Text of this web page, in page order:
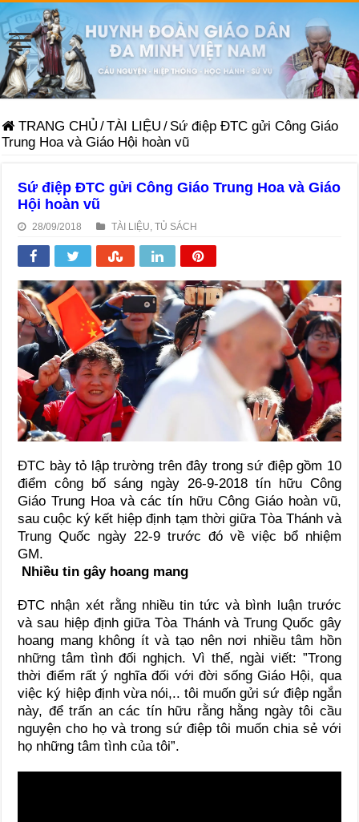
TRANG CHỦ /TÀI LIỆU / Sứ điệp ĐTC gửi Công Giáo
Trung Hoa và Giáo Hội hoàn vũ
Sứ điệp ĐTC gửi Công Giáo Trung Hoa và Giáo
Hội hoàn vũ
28/09/2018 TÀI LIỆU ,TỦ SÁCH
ĐTC bày tỏ lập trường trên đây trong sứ điệp gồm 10
điểm công bố sáng ngày 26-9-2018 tín hữu Công
Giáo Trung Hoa và các tín hữu Công Giáo hoàn vũ,
sau cuộc ký kết hiệp định tạm thời giữa Tòa Thánh và
Trung Quốc ngày 22-9 trước đó về việc bổ nhiệm
GM.
Nhiều tin gây hoang mang
ĐTC nhận xét rằng nhiều tin tức và bình luận trước
và sau hiệp định giữa Tòa Thánh và Trung Quốc gây
hoang mang không ít và tạo nên nơi nhiều tâm hồn
những tâm tình đối nghịch. Vì thế, ngài viết: ”Trong
thời điểm rất ý nghĩa đối với đời sống Giáo Hội, qua
việc ký hiệp định vừa nói,.. tôi muốn gửi sứ điệp ngắn
này, để trấn an các tín hữu rằng hằng ngày tôi cầu
nguyện cho họ và trong sứ điệp tôi muốn chia sẻ với
họ những tâm tình của tôi”.